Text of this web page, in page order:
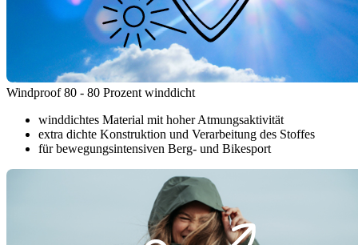
Windproof 80 - 80 Prozent winddicht
winddichtes Material mit hoher Atmungsaktivität
extra dichte Konstruktion und Verarbeitung des Stoffes
für bewegungsintensiven Berg- und Bikesport